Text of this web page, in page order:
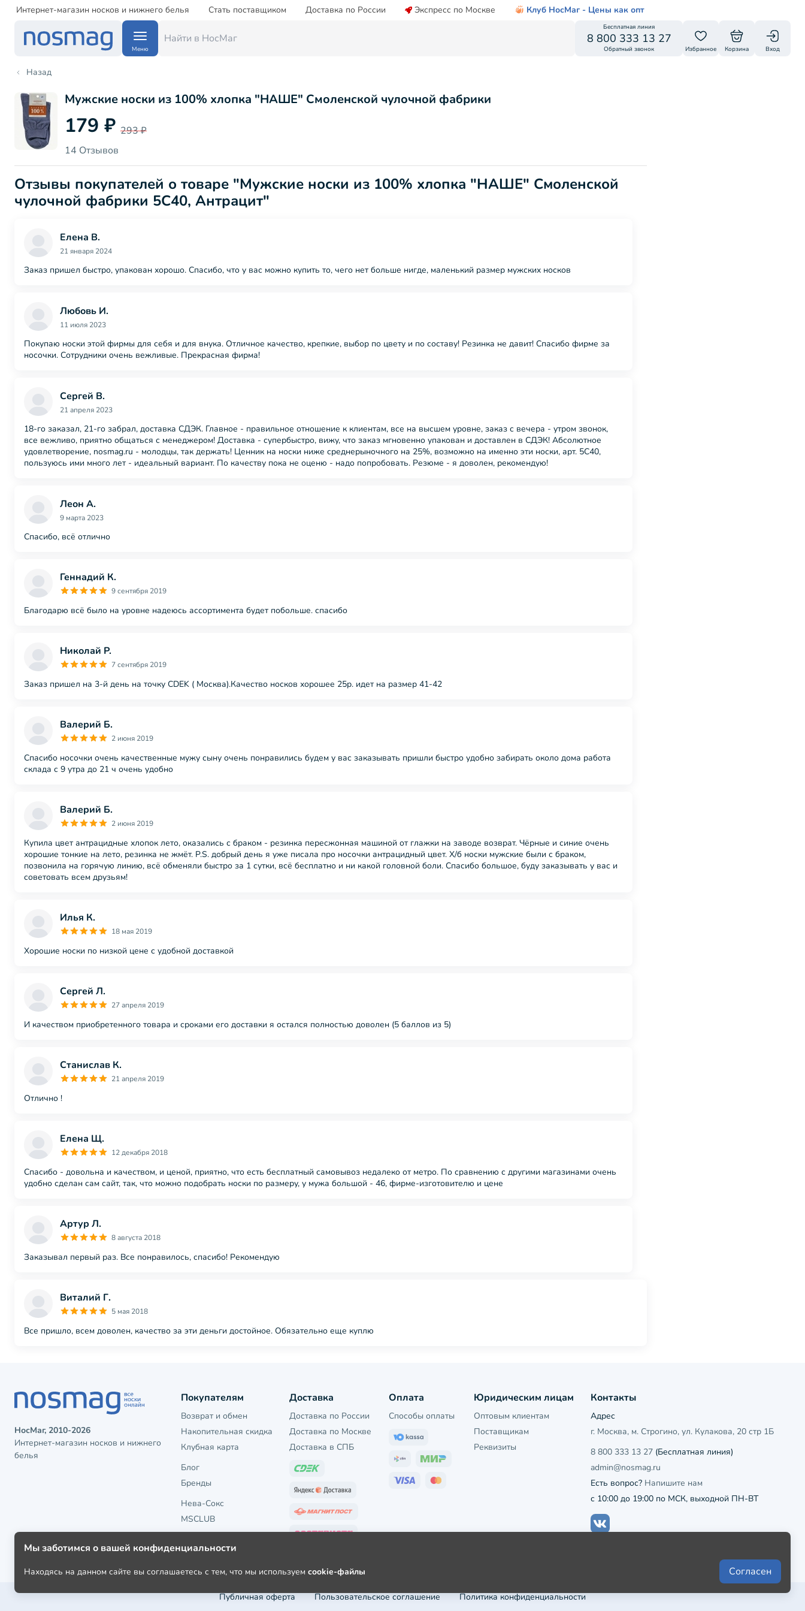
Интернет-магазин носков и нижнего белья Стать поставщиком Доставка по России Экспресс по Москве Клуб НосМаг - Цены как опт
Меню
Бесплатная линия
8 800 333 13 27
Обратный звонок Избранное Корзина Вход
Назад
Мужские носки из 100% хлопка "НАШЕ" Смоленской чулочной фабрики
179 ₽ 293 ₽
14 Отзывов
Отзывы покупателей о товаре "Мужские носки из 100% хлопка "НАШЕ" Смоленской
чулочной фабрики 5С40, Антрацит"
Елена В.
21 января 2024
Заказ пришел быстро, упакован хорошо. Спасибо, что у вас можно купить то, чего нет больше нигде, маленький размер мужских носков
Любовь И.
11 июля 2023
Покупаю носки этой фирмы для себя и для внука. Отличное качество, крепкие, выбор по цвету и по составу! Резинка не давит! Спасибо фирме за
носочки. Сотрудники очень вежливые. Прекрасная фирма!
Сергей В.
21 апреля 2023
18-го заказал, 21-го забрал, доставка СДЭК. Главное - правильное отношение к клиентам, все на высшем уровне, заказ с вечера - утром звонок,
все вежливо, приятно общаться с менеджером! Доставка - супербыстро, вижу, что заказ мгновенно упакован и доставлен в СДЭК! Абсолютное
удовлетворение, nosmag.ru - молодцы, так держать! Ценник на носки ниже среднерыночного на 25%, возможно на именно эти носки, арт. 5С40,
пользуюсь ими много лет - идеальный вариант. По качеству пока не оценю - надо попробовать. Резюме - я доволен, рекомендую!
Леон А.
9 марта 2023
Спасибо, всё отлично
Геннадий К.
9 сентября 2019
Благодарю всё было на уровне надеюсь ассортимента будет побольше. спасибо
Николай Р.
7 сентября 2019
Заказ пришел на 3-й день на точку CDEK ( Москва).Качество носков хорошее 25р. идет на размер 41-42
Валерий Б.
2 июня 2019
Спасибо носочки очень качественные мужу сыну очень понравились будем у вас заказывать пришли быстро удобно забирать около дома работа
склада с 9 утра до 21 ч очень удобно
Валерий Б.
2 июня 2019
Купила цвет антрацидные хлопок лето, оказались с браком - резинка пересжонная машиной от глажки на заводе возврат. Чёрные и синие очень
хорошие тонкие на лето, резинка не жмёт. P.S. добрый день я уже писала про носочки антрацидный цвет. Х/б носки мужские были с браком,
позвонила на горячую линию, всё обменяли быстро за 1 сутки, всё бесплатно и ни какой головной боли. Спасибо большое, буду заказывать у вас и
советовать всем друзьям!
Илья К.
18 мая 2019
Хорошие носки по низкой цене с удобной доставкой
Сергей Л.
27 апреля 2019
И качеством приобретенного товара и сроками его доставки я остался полностью доволен (5 баллов из 5)
Станислав К.
21 апреля 2019
Отлично !
Елена Щ.
12 декабря 2018
Спасибо - довольна и качеством, и ценой, приятно, что есть бесплатный самовывоз недалеко от метро. По сравнению с другими магазинами очень
удобно сделан сам сайт, так, что можно подобрать носки по размеру, у мужа большой - 46, фирме-изготовителю и цене
Артур Л.
8 августа 2018
Заказывал первый раз. Все понравилось, спасибо! Рекомендую
Виталий Г.
5 мая 2018
Все пришло, всем доволен, качество за эти деньги достойное. Обязательно еще куплю
НосМаг, 2010-2026
Интернет-магазин носков и нижнего
белья
Покупателям
Возврат и обмен
Накопительная скидка
Клубная карта
Блог
Бренды
Нева-Сокс
MSCLUB
Доставка
Доставка по России
Доставка по Москве
Доставка в СПБ
Оплата
Способы оплаты
Юридическим лицам
Оптовым клиентам
Поставщикам
Реквизиты
Контакты
Адрес
г. Москва, м. Строгино, ул. Кулакова, 20 стр 1Б
8 800 333 13 27(Бесплатная линия)
admin@nosmag.ru
Есть вопрос? Напишите нам
с 10:00 до 19:00 по МСК, выходной ПН-ВТ
Публичная оферта Пользовательское соглашение Политика конфиденциальности
Мы заботимся о вашей конфиденциальности
Находясь на данном сайте вы соглашаетесь с тем, что мы используем cookie-файлы Согласен